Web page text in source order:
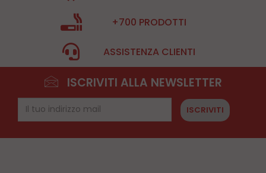
+700 PRODOTTI
ASSISTENZA CLIENTI
ISCRIVITI ALLA NEWSLETTER
ISCRIVITI